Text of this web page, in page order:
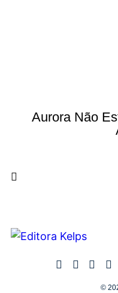
Aurora Não
©